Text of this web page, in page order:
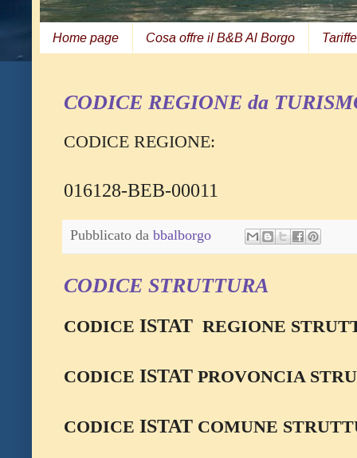
Home page Cosa offre il B&B Al Borgo Tariffe
CODICE REGIONE da
CODICE REGIONE:
016128-BEB-00011
Pubblicato da bbalborgo
CODICE STRUTTURA
CODICE ISTAT REGIONE
CODICE ISTAT PROVONCIA
CODICE ISTAT COMUNE